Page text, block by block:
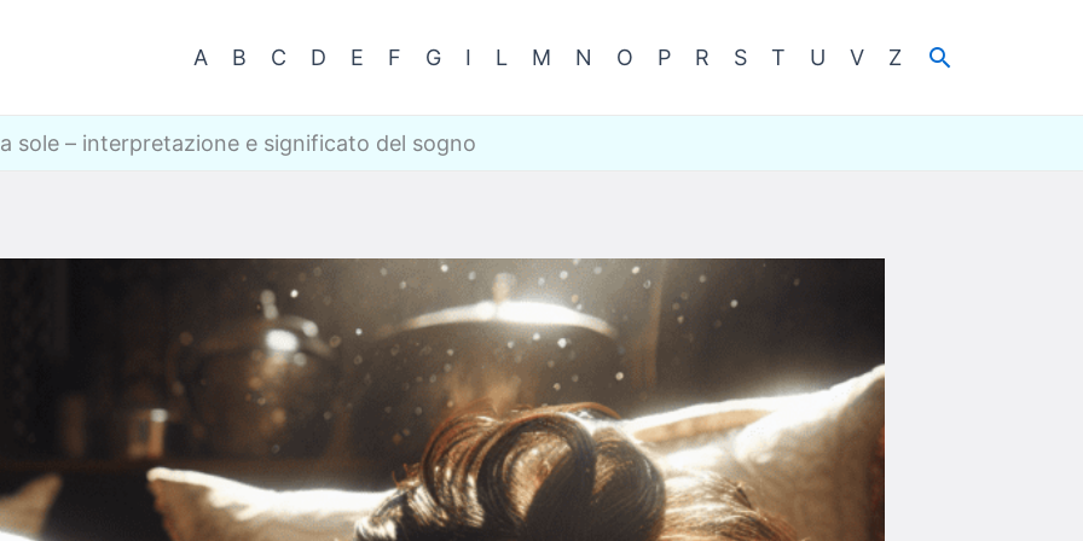
A B C D E F G I L M N O P R S T U V Z Cerca
sole – interpretazione e significato del sogno